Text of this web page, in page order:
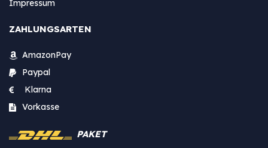
Impressum
ZAHLUNGSARTEN
AmazonPay
Paypal
Klarna
Vorkasse
PAKET